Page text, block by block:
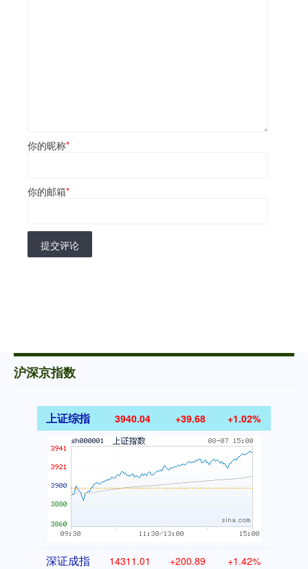
你的昵称*
你的邮箱*
提交评论
沪深京指数
上证综指 3940.04 +39.68 +1.02%
深证成指 14311.01 +200.89 +1.42%